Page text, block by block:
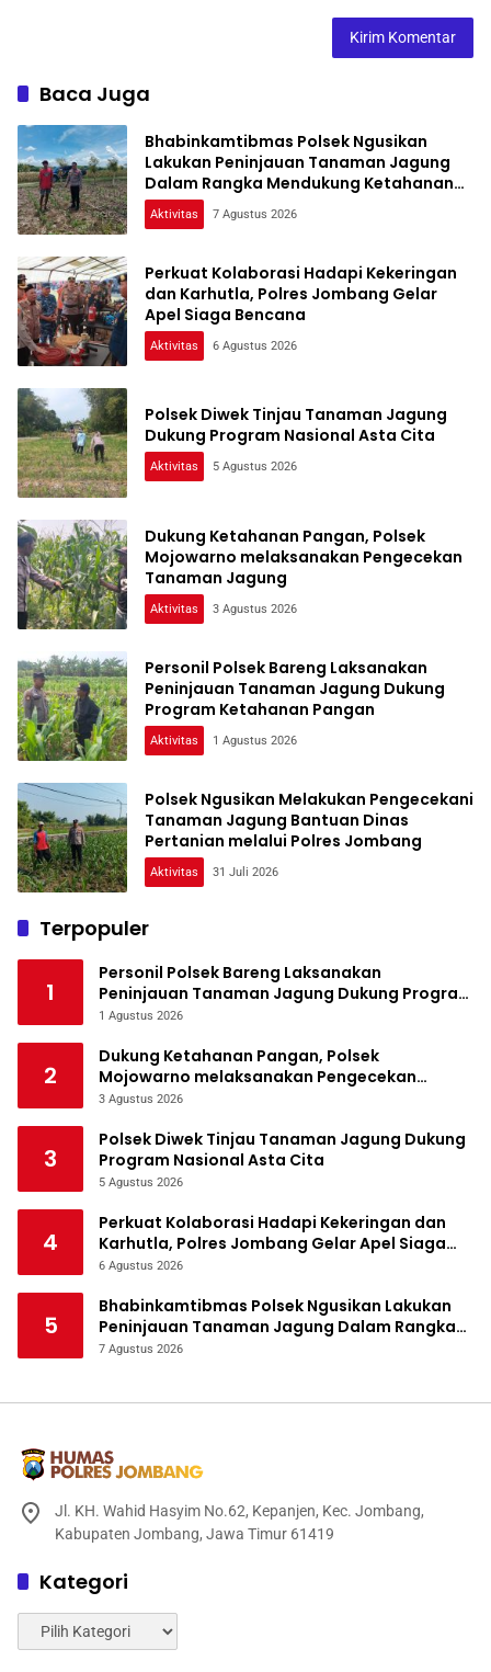
Baca Juga
Bhabinkamtibmas Polsek Ngusikan
Lakukan Peninjauan Tanaman Jagung
Dalam Rangka Mendukung Ketahanan
Pangan
Aktivitas 7 Agustus 2026
Perkuat Kolaborasi Hadapi Kekeringan
dan Karhutla, Polres Jombang Gelar
Apel Siaga Bencana
Aktivitas 6 Agustus 2026
Polsek Diwek Tinjau Tanaman Jagung
Dukung Program Nasional Asta Cita
Aktivitas 5 Agustus 2026
Dukung Ketahanan Pangan, Polsek
Mojowarno melaksanakan Pengecekan
Tanaman Jagung
Aktivitas 3 Agustus 2026
Personil Polsek Bareng Laksanakan
Peninjauan Tanaman Jagung Dukung
Program Ketahanan Pangan
Aktivitas 1 Agustus 2026
Polsek Ngusikan Melakukan Pengecekani
Tanaman Jagung Bantuan Dinas
Pertanian melalui Polres Jombang
Aktivitas 31 Juli 2026
Terpopuler
1
Personil Polsek Bareng Laksanakan
Peninjauan Tanaman Jagung Dukung Program
Ketahanan Pangan
1 Agustus 2026
2
Dukung Ketahanan Pangan, Polsek
Mojowarno melaksanakan Pengecekan
Tanaman Jagung
3 Agustus 2026
3
Polsek Diwek Tinjau Tanaman Jagung Dukung
Program Nasional Asta Cita
5 Agustus 2026
4
Perkuat Kolaborasi Hadapi Kekeringan dan
Karhutla, Polres Jombang Gelar Apel Siaga
Bencana
6 Agustus 2026
5
Bhabinkamtibmas Polsek Ngusikan Lakukan
Peninjauan Tanaman Jagung Dalam Rangka
Mendukung Ketahanan Pangan
7 Agustus 2026
Jl. KH. Wahid Hasyim No.62, Kepanjen, Kec. Jombang,
Kabupaten Jombang, Jawa Timur 61419
Kategori
Kategori